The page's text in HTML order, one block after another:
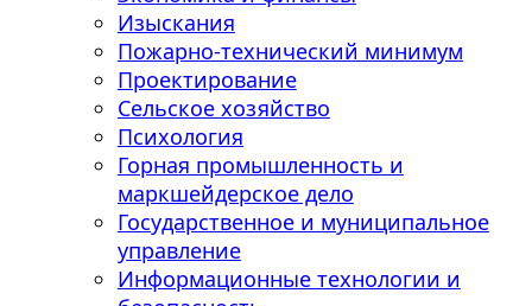
Изыскания
Пожарно-технический минимум
Проектирование
Сельское хозяйство
Психология
Горная промышленность и
маркшейдерское дело
Государственное и муниципальное
управление
Информационные технологии и